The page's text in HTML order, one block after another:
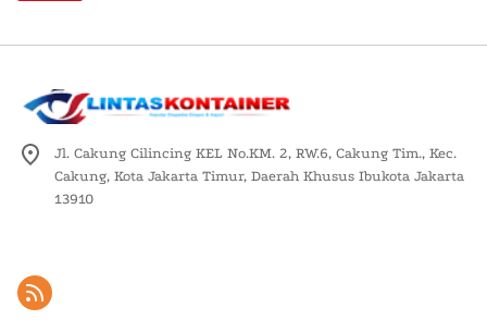
Jl. Cakung Cilincing KEL No.KM. 2, RW.6, Cakung Tim., Kec.
Cakung, Kota Jakarta Timur, Daerah Khusus Ibukota Jakarta
13910